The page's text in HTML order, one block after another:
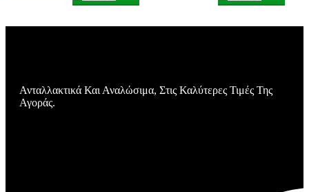
Ανταλλακτικά Και Αναλώσιμα, Στις Καλύτερες Τιμές Της
Αγοράς.